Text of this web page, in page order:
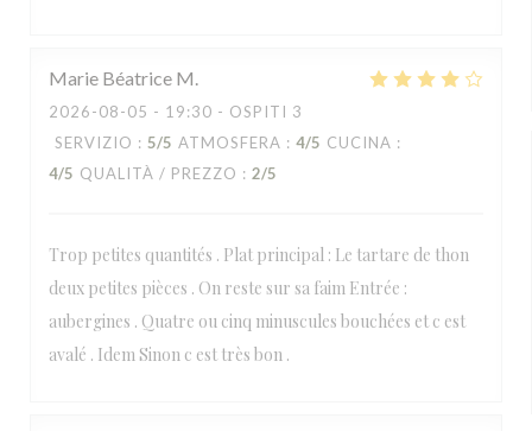
Marie Béatrice M
2026-08-05 - 19:30 - OSPITI 3
SERVIZIO : 5/5 ATMOSFERA : 4/5 CUCINA :
4/5 QUALITÀ / PREZZO : 2/5
Trop petites quantités . Plat principal : Le tartare de thon
deux petites pièces . On reste sur sa faim Entrée :
aubergines . Quatre ou cinq minuscules bouchées et c est
avalé . Idem Sinon c est très bon .